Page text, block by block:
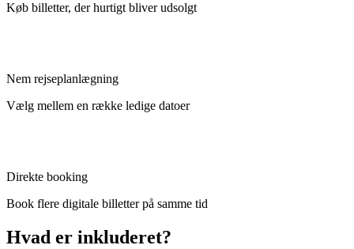
Køb billetter, der hurtigt bliver udsolgt
Nem rejseplanlægning
Vælg mellem en række ledige datoer
Direkte booking
Book flere digitale billetter på samme tid
Hvad er inkluderet?